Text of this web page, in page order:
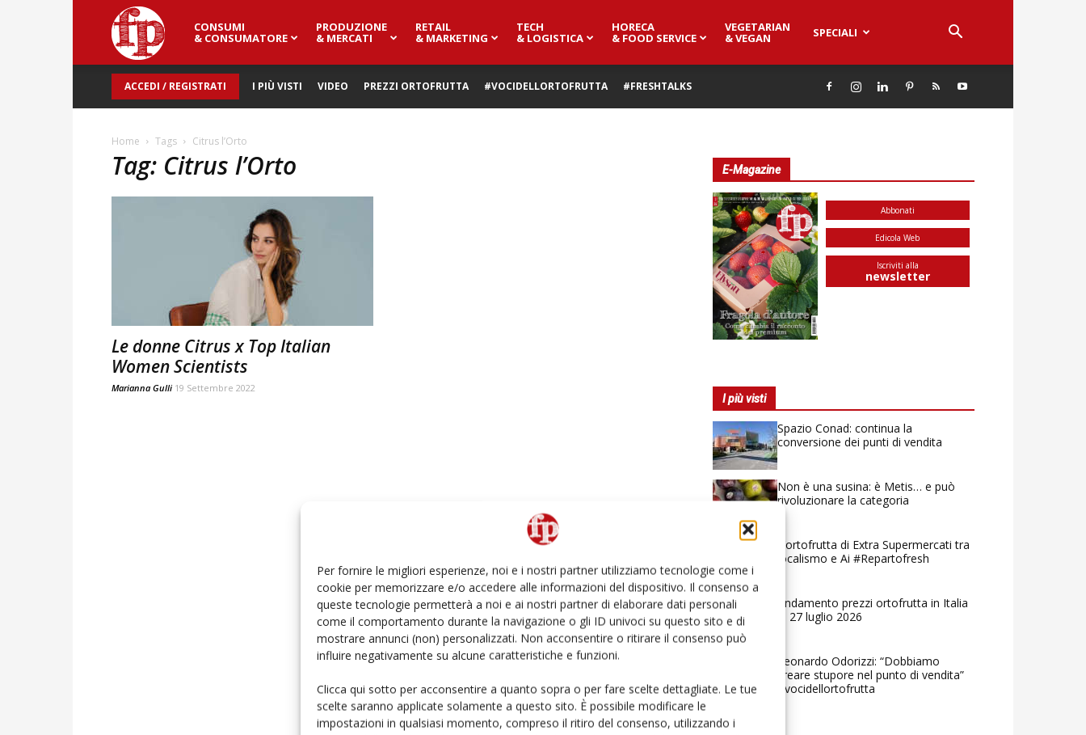
Per fornire le migliori esperienze, noi e i nostri partner utilizziamo tecnologie come i
cookie per memorizzare e/o accedere alle informazioni del dispositivo. Il consenso a
queste tecnologie permetterà a noi e ai nostri partner di elaborare dati personali
come il comportamento durante la navigazione o gli ID univoci su questo sito e di
mostrare annunci (non) personalizzati. Non acconsentire o ritirare il consenso può
influire negativamente su alcune caratteristiche e funzioni.
Clicca qui sotto per acconsentire a quanto sopra o per fare scelte dettagliate. Le tue
scelte saranno applicate solamente a questo sito. È possibile modificare le
impostazioni in qualsiasi momento, compreso il ritiro del consenso, utilizzando i
Fresh
Point
Magazine
CONSUMI
& CONSUMATORE
PRODUZIONE
& MERCATI
RETAIL
& MARKETING
TECH
& LOGISTICA
HORECA
& FOOD SERVICE
VEGETARIAN
& VEGAN SPECIALI
ACCEDI / REGISTRATI I PIÙ VISTI VIDEO PREZZI ORTOFRUTTA #VOCIDELLORTOFRUTTA #FRESHTALKS
Home Tags Citrus l’Orto
Tag: Citrus l’Orto
Le donne Citrus x Top Italian
Women Scientists
Marianna Gulli 19 Settembre 2022
E-Magazine
Abbonati
Edicola Web
Iscriviti alla
newsletter
I più visti
Spazio Conad: continua la
conversione dei punti di vendita
Non è una susina: è Metis… e può
rivoluzionare la categoria
L’ortofrutta di Extra Supermercati tra
localismo e Ai #Repartofresh
Andamento prezzi ortofrutta in Italia
al 27 luglio 2026
Leonardo Odorizzi: “Dobbiamo
creare stupore nel punto di vendita”
#vocidellortofrutta